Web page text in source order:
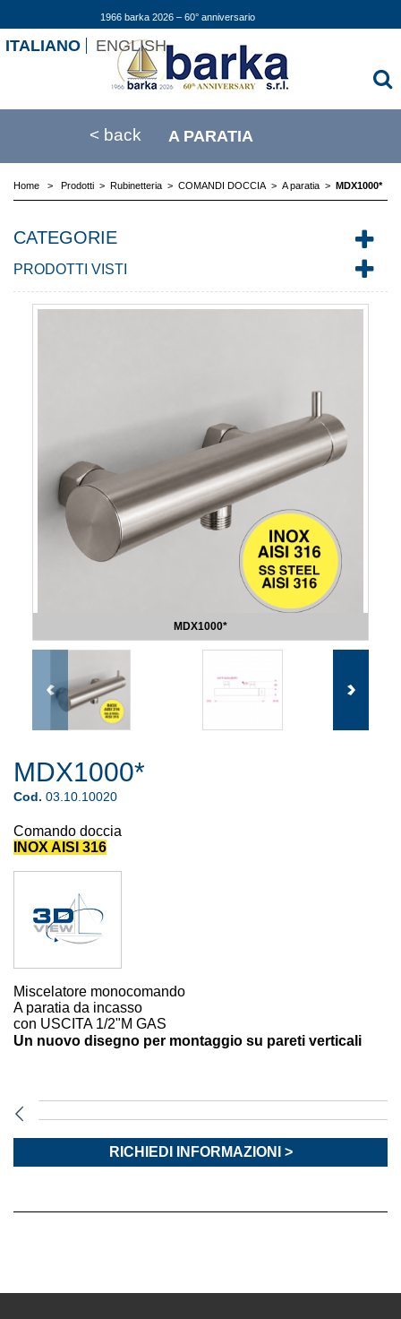
1966 barka 2026 – 60° anniversario
ITALIANO ENGLISH
< back A PARATIA
Home > Prodotti > Rubinetteria > COMANDI DOCCIA > A paratia > MDX1000*
CATEGORIE
PRODOTTI VISTI
MDX1000*
MDX1000*
Cod. 03.10.10020
Comando doccia
INOX AISI 316
Miscelatore monocomando
A paratia da incasso
con USCITA 1/2"M GAS
Un nuovo disegno per montaggio su pareti verticali
RICHIEDI INFORMAZIONI >